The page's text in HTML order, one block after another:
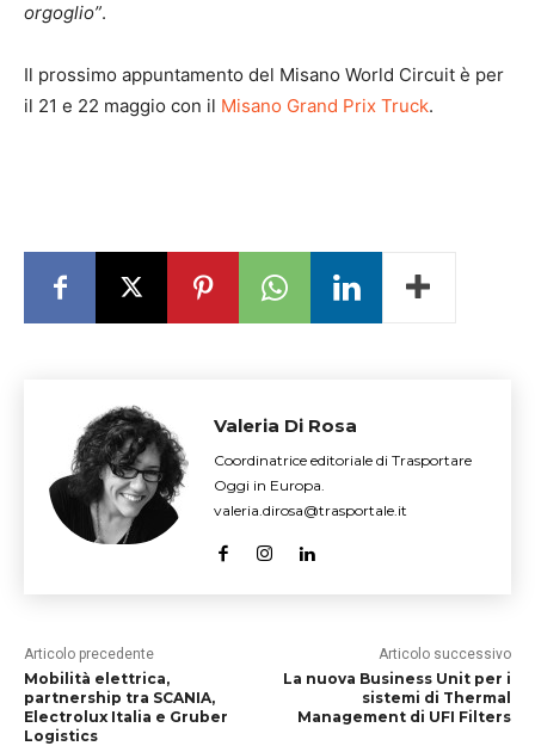
orgoglio”.
Il prossimo appuntamento del Misano World Circuit è per
il 21 e 22 maggio con il Misano Grand Prix Truck.
Valeria Di Rosa
Coordinatrice editoriale di Trasportare
Oggi in Europa.
valeria.dirosa@trasportale.it
Articolo precedente
Mobilità elettrica,
partnership tra SCANIA,
Electrolux Italia e Gruber
Logistics
Articolo successivo
La nuova Business Unit per i
sistemi di Thermal
Management di UFI Filters